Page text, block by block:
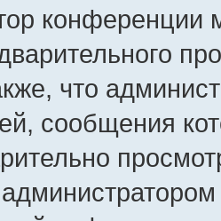
конференции
что
сообщения